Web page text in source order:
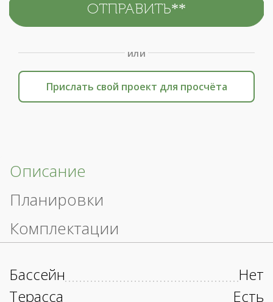
или
Прислать свой проект для просчёта
Описание
Планировки
Комплектации
Бассейн
Нет
Терасса
Есть